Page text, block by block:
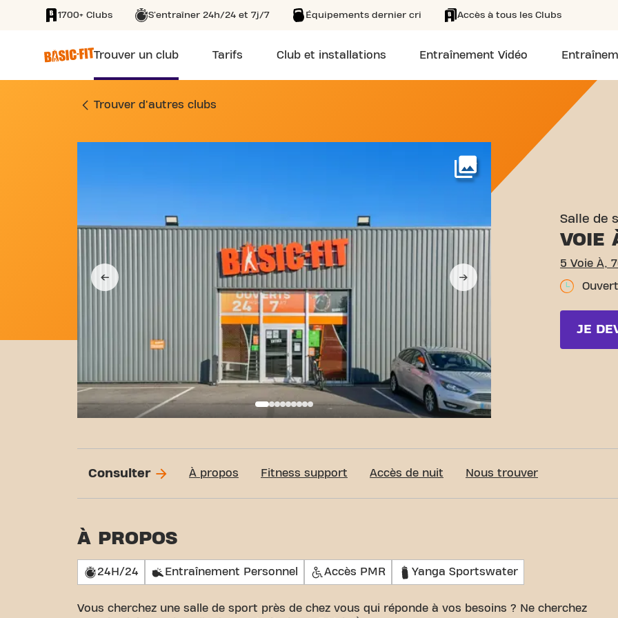
SKIP TO MAIN CONTENT
1700+ Clubs S'entraîner 24h/24 et 7j/7 Équipements dernier cri Accès à tous les Clubs
Trouver un club Tarifs Club et installations Entraînement Vidéo
SALLE DE SPORT 5 VOIE À ROUXMESNIL-
Trouver d'autres clubs
Voir plus
Salle de
VOIE
5 Voie À,
JE
Consulter À propos Fitness support Accès de nuit Nous trouver
À PROPOS
24H/24 Entraînement Personnel Accès PMR Yanga Sportswater
Vous cherchez une salle de sport près de chez vous qui réponde à vos besoins ? Ne cherchez